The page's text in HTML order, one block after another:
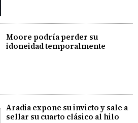
Moore podría perder su
idoneidad temporalmente
Aradia expone su invicto y sale a
sellar su cuarto clásico al hilo